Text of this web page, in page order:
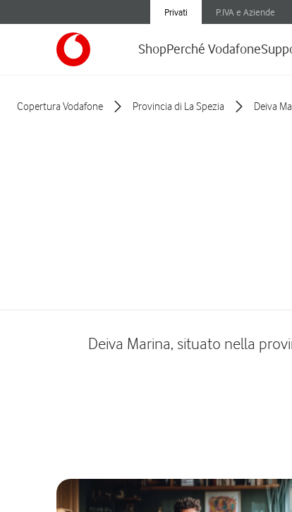
Privati P.IVA e Aziende
ShopPerché Vodafone
Copertura Vodafone Provincia di La Spezia Deiva
Deiva Marina, situato nella